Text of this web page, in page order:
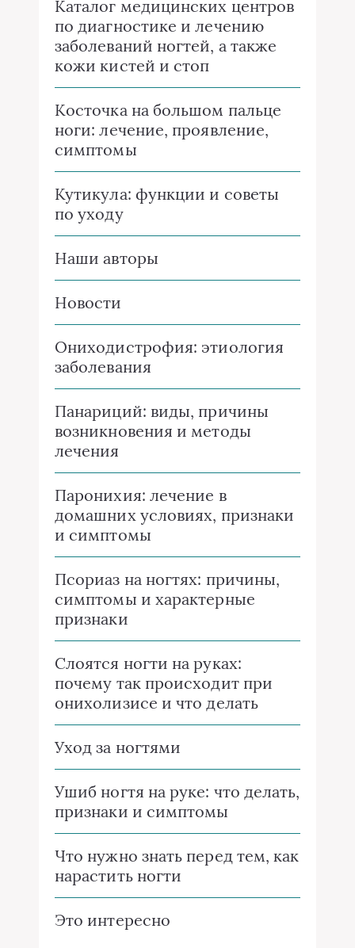
Каталог медицинских центров
по диагностике и лечению
заболеваний ногтей, а также
кожи кистей и стоп
Косточка на большом пальце
ноги: лечение, проявление,
симптомы
Кутикула: функции и советы
по уходу
Наши авторы
Новости
Ониходистрофия: этиология
заболевания
Панариций: виды, причины
возникновения и методы
лечения
Паронихия: лечение в
домашних условиях, признаки
и симптомы
Псориаз на ногтях: причины,
симптомы и характерные
признаки
Слоятся ногти на руках:
почему так происходит при
онихолизисе и что делать
Уход за ногтями
Ушиб ногтя на руке: что делать,
признаки и симптомы
Что нужно знать перед тем, как
нарастить ногти
Это интересно